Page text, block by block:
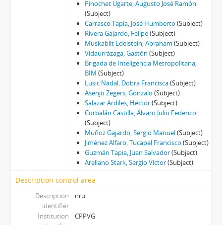
Pinochet Ugarte, Augusto José Ramón
(Subject)
Carrasco Tapia, José Humberto (Subject)
Rivera Gajardo, Felipe(Subject)
Muskablit Edelstein, Abraham (Subject)
Vidaurrázaga, Gastón (Subject)
Brigada de Inteligencia Metropolitana,
BIM (Subject)
Lusic Nadal, Dobra Francisca(Subject)
Asenjo Zegers, Gonzalo (Subject)
Salazar Ardiles, Héctor(Subject)
Corbalán Castilla, Álvaro Julio Federico
(Subject)
Muñoz Gajardo, Sergio Manuel(Subject)
Jiménez Alfaro, Tucapel Francisco (Subject)
Guzmán Tapia, Juan Salvador(Subject)
Arellano Stark, Sergio Víctor(Subject)
Description control area
Description
identifier
nru
Institution
CPPVG